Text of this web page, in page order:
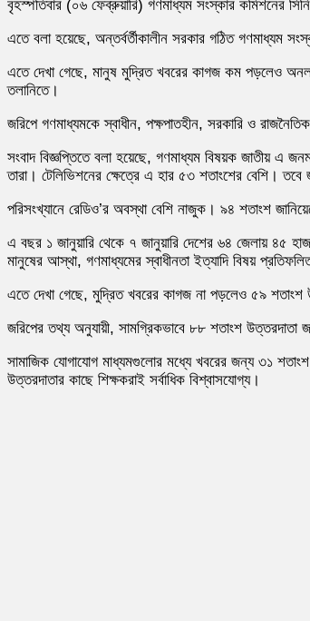
বৃহস্পতিবার (০৬ ফেব্রুয়ারি) গণমাধ্যম সংস্কার কমিশনের
এতে বলা হয়েছে, অন্তর্বর্তীকালীন সরকার গঠিত গণমাধ্যম
এতে দেখা গেছে, মানুষ মুদ্রিত খবরের কাগজ কম পড়লেও
তলানিতে।
জরিপে গণমাধ্যমকে স্বাধীন, পক্ষপাতহীন, সরকারি ও
সংবাদ বিজ্ঞপ্তিতে বলা হয়েছে, গণমাধ্যম বিষয়ক জাতীয় এ
তারা। টেলিভিশনের ক্ষেত্রে এ হার ৫৩ শতাংশের বেশি।
পরিসংখ্যানে রেডিও’র অবস্থা বেশি নাজুক। ৯৪ শতাংশ
এ বছর ১ জানুয়ারি থেকে ৭ জানুয়ারি দেশের ৬৪ জেলায় ৪৫
মানুষের আস্থা, গণমাধ্যমের স্বাধীনতা ইত্যাদি বিষয়
এতে দেখা গেছে, মুদ্রিত খবরের কাগজ না পড়লেও ৫৯
জরিপের তথ্য অনুযায়ী, সামগ্রিকভাবে ৮৮ শতাংশ উত্তরদাতা
সামাজিক যোগাযোগ মাধ্যমগুলোর মধ্যে খবরের জন্য ৩১
উত্তরদাতার কাছে শিক্ষকরাই সর্বাধিক বিশ্বাসযোগ্য।